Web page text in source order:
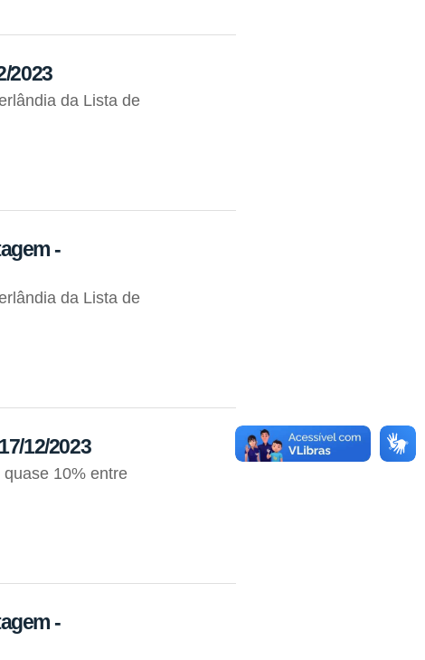
2023
da Lista de
-
da Lista de
12/2023
10% entre
-